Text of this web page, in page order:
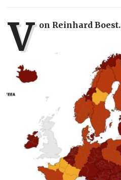
V on Reinhard Boest.